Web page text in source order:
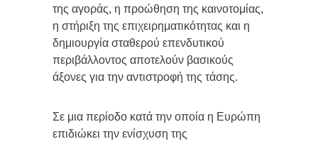
της αγοράς, η προώθηση της καινοτομίας,
η στήριξη της επιχειρηματικότητας και η
δημιουργία σταθερού επενδυτικού
περιβάλλοντος αποτελούν βασικούς
άξονες για την αντιστροφή της τάσης.
Σε μια περίοδο κατά την οποία η Ευρώπη
επιδιώκει την ενίσχυση της